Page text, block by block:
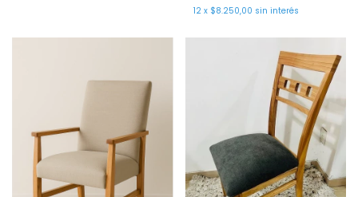
12 x $8.250,00 sin interés